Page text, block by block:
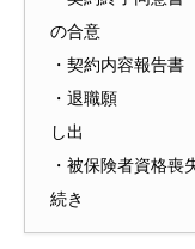
の合意
・契約内容報告
・退職願 ：
し出
・被保険者資格
続き